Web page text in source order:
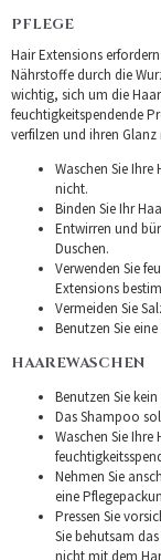
PFLEGE
Hair Extensions
Nährstoffe durch die
wichtig, sich um die
feuchtigkeitspendende
verfilzen und ihren Glanz
Waschen Sie
nicht.
Binden Sie Ihr
Entwirren und
Duschen.
Verwenden Sie
Extensions
Vermeiden Sie
Benutzen Sie
HAAREWASCHEN
Benutzen Sie
Das Shampoo
Waschen Sie
Nehmen Sie
eine
Pressen Sie
Sie behutsam
nicht mit dem